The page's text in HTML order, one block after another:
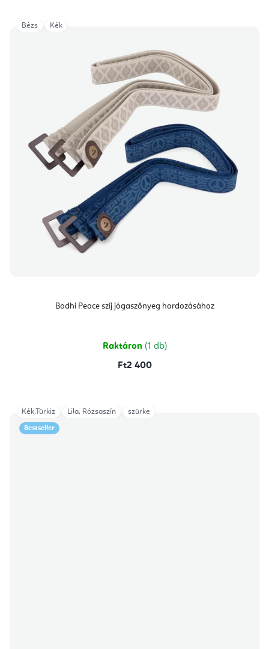
Bodhi Peace szíj jógaszőnyeg hordozásához
Raktáron (1 db)
Ft2 400
Bézs Kék
Bestseller
Kék,Türkiz Lila, Rózsaszín szürke